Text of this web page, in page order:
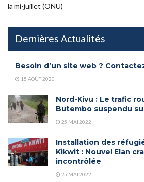
la mi-juillet (ONU)
Dernières Actualités
Besoin d’un site web ?
15 AOÛT 2020
Nord-Kivu : Le trafic
Butembo suspendu
25 MAI 2022
Installation des
Kikwit : Nouvel Elan
incontrôlée
25 MAI 2022